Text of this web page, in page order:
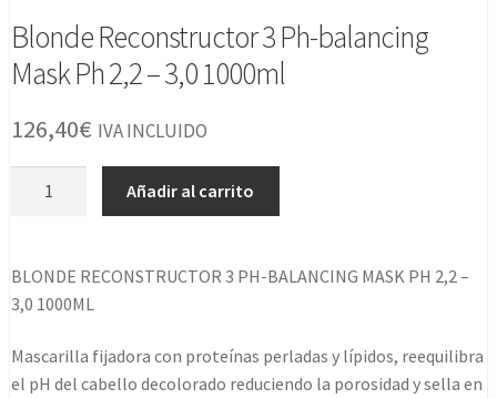
Blonde Reconstructor 3 Ph-balancing
Mask Ph 2,2 – 3,0 1000ml
126,40€ IVA INCLUIDO
balancing
Mask
Añadir al carrito
BLONDE RECONSTRUCTOR 3 PH-BALANCING MASK PH 2,2 –
3,0 1000ML
Mascarilla fijadora con proteínas perladas y lípidos, reequilibra
el pH del cabello decolorado reduciendo la porosidad y sella en